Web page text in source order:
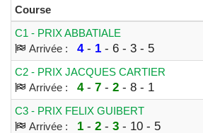
Course
C1 - PRIX ABBATIALE
Arrivée :
4- 1 - 6 - 3 - 5
C2 - PRIX JACQUES CARTIER
Arrivée :
4- 7- 2- 8 - 1
C3 - PRIX FELIX GUIBERT
Arrivée :
1 - 2- 3- 10 - 5